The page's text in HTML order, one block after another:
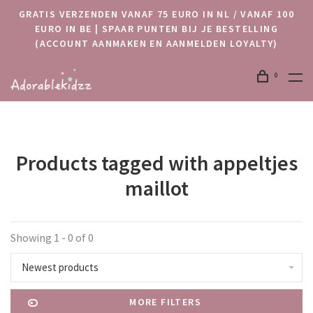
GRATIS VERZENDEN VANAF 75 EURO IN NL / VANAF 100
EURO IN BE | SPAAR PUNTEN BIJ JE BESTELLING
(ACCOUNT AANMAKEN EN AANMELDEN LOYALTY)
0
Products tagged with appeltjes
maillot
Showing 1 - 0 of 0
Newest products
MORE FILTERS